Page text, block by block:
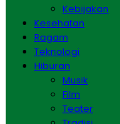
Kebijakan
Kesehatan
Ragam
Teknologi
Hiburan
Musik
Film
Teater